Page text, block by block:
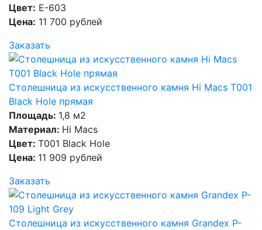
Цвет: E-603
Цена: 11 700 рублей
Заказать
Столешница из искусственного камня Hi Macs T001
Black Hole прямая
Площадь: 1,8 м2
Материал: Hi Macs
Цвет: T001 Black Hole
Цена: 11 909 рублей
Заказать
Столешница из искусственного камня Grandex P-